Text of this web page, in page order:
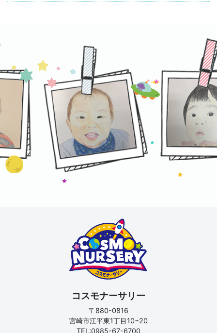
コスモナーサリー
〒880-0816
宮崎市江平東1丁目10−20
TEL:0985-67-6700